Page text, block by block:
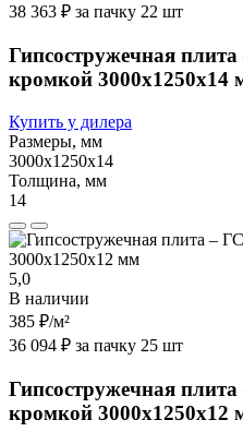
38 363 ₽ за пачку 22 шт
Гипсостружечная
кромкой 3000х1250х14
Купить у дилера
Размеры, мм
3000х1250х14
Толщина, мм
14
5,0
В наличии
385 ₽/м²
36 094 ₽ за пачку 25 шт
Гипсостружечная
кромкой 3000х1250х12